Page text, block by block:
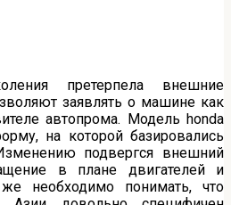
претерпела внешние
заявлять о машине как
автопрома. Модель honda
на которой базировались
подвергся внешний
в плане двигателей и
необходимо понимать, что